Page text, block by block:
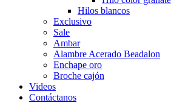
Hilos blancos
Exclusivo
Sale
Ambar
Alambre Acerado Beadalon
Enchape oro
Broche cajón
Videos
Contáctanos